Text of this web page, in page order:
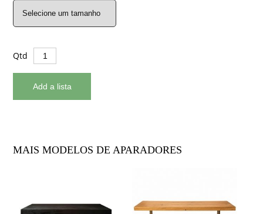
Qtd
MAIS MODELOS DE APARADORES